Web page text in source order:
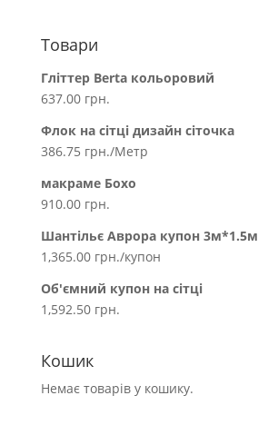
Товари
Гліттер Berta кольоровий
637.00 грн.
Флок на сітці дизайн сіточка
386.75 грн./Метр
макраме Бохо
910.00 грн.
Шантільє Аврора купон 3м*1.5м
1,365.00 грн./купон
Об'ємний купон на сітці
1,592.50 грн.
Кошик
Немає товарів у кошику.